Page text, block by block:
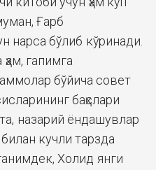
Ғарб
нарса бўлиб кўринади.
гапимга
бўйича совет
баҳслари
назарий ёндашувлар
кучли тарзда
Холид янги